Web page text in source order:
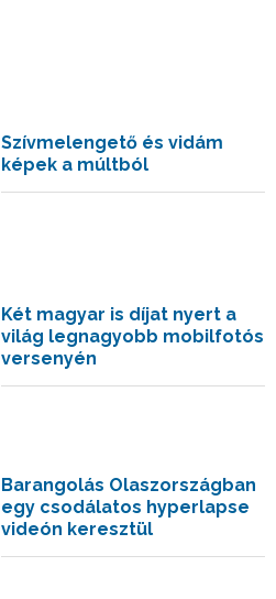
Szívmelengető és vidám
képek a múltból
Két magyar is díjat nyert a
világ legnagyobb mobilfotós
versenyén
Barangolás Olaszországban
egy csodálatos hyperlapse
videón keresztül